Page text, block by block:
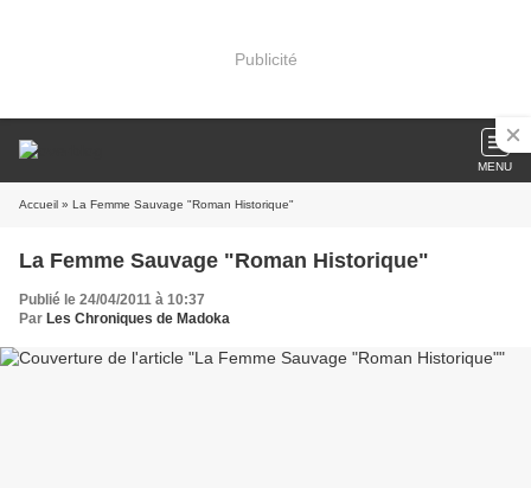
Publicité
MENU
Accueil » La Femme Sauvage "Roman Historique"
La Femme Sauvage "Roman Historique"
Publié le 24/04/2011 à 10:37
Par Les Chroniques de Madoka